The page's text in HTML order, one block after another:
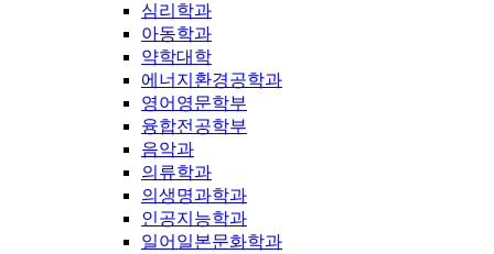
심리학과
아동학과
약학대학
에너지환경공학과
영어영문학부
융합전공학부
음악과
의류학과
의생명과학과
인공지능학과
일어일본문화학과